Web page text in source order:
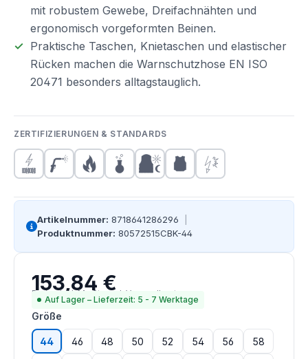
mit robustem Gewebe, Dreifachnähten und
ergonomisch vorgeformten Beinen.
Praktische Taschen, Knietaschen und elastischer
Rücken machen die Warnschutzhose EN ISO
20471 besonders alltagstauglich.
ZERTIFIZIERUNGEN & STANDARDS
Artikelnummer: 8718641286296
Produktnummer: 80572515CBK-44
Regulärer Preis:
153,84 €
Preise inkl. MwSt. zzgl. Versandkosten
Auf Lager – Lieferzeit: 5 - 7 Werktage
Größe
44 46 48 50 52 54 56 58